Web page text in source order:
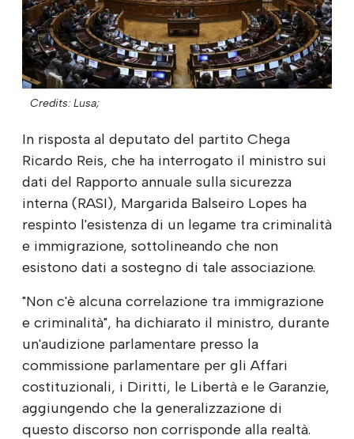
Credits: Lusa;
In risposta al deputato del partito Chega
Ricardo Reis, che ha interrogato il ministro sui
dati del Rapporto annuale sulla sicurezza
interna (RASI), Margarida Balseiro Lopes ha
respinto l'esistenza di un legame tra criminalità
e immigrazione, sottolineando che non
esistono dati a sostegno di tale associazione.
"Non c'è alcuna correlazione tra immigrazione
e criminalità", ha dichiarato il ministro, durante
un'audizione parlamentare presso la
commissione parlamentare per gli Affari
costituzionali, i Diritti, le Libertà e le Garanzie,
aggiungendo che la generalizzazione di
questo discorso non corrisponde alla realtà.